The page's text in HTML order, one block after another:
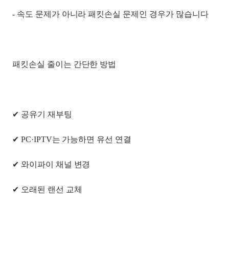
- 속도 문제가 아니라 패킷손실 문제인 경우가 많습니다
패킷손실 줄이는 간단한 방법
✔ 공유기 재부팅
✔ PC·IPTV는 가능하면 유선 연결
✔ 와이파이 채널 변경
✔ 오래된 랜선 교체